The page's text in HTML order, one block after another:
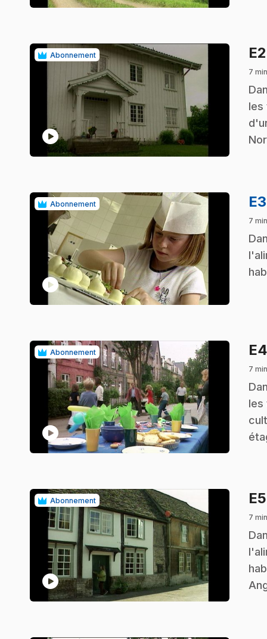
Abonnement
play_circle
E2
7 min
.
les
Abonnement
play_circle
E3
7
.
Abonnement
play_circle
E4
7 min
.
les
Abonnement
play_circle
E5
7
.